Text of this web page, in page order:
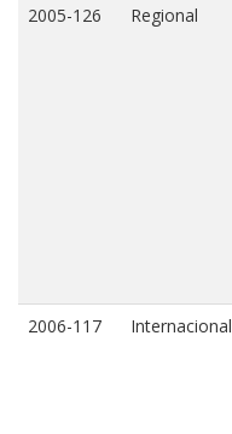
2005-126 Regional
2006-117 Internacional